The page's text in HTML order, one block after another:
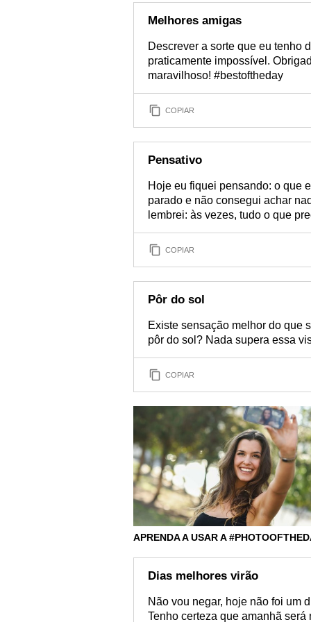
Melhores amigas
Descrever a sorte que eu tenho
praticamente impossível.
maravilhoso! #bestoftheday
COPIAR
Pensativo
Hoje eu fiquei pensando: o que
parado e não consegui achar
lembrei: às vezes, tudo o que
COPIAR
Pôr do sol
Existe sensação melhor do que
pôr do sol? Nada supera essa
COPIAR
APRENDA A USAR A
Dias melhores virão
Não vou negar, hoje não foi um
Tenho certeza que amanhã